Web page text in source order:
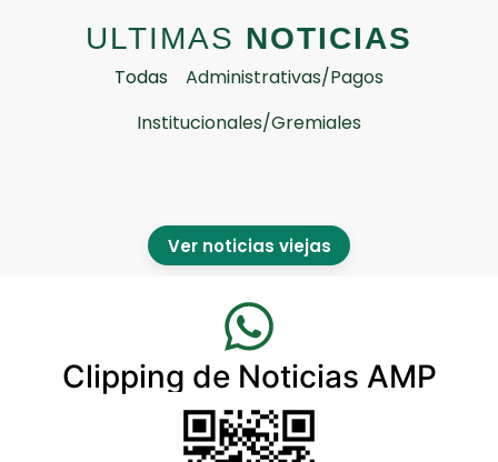
ULTIMAS NOTICIAS
Administrativas/Pagos
Institucionales/Gremiales
Todas
Ver noticias viejas
Clipping de Noticias AMP